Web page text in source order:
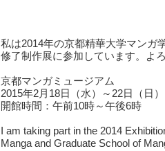
私は2014年の京都精華大学マンガ
修了制作展に参加しています。よ
京都マンガミュージアム
2015年2月18日（水）～22日（日）
開館時間：午前10時～午後6時
I am taking part in the 2014
Manga and Graduate School of